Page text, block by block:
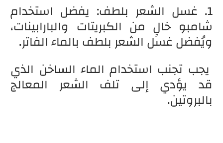
1. غسل الشعر بلطف: يفضل استخدام
شامبو خالٍ من الكبريتات والبارابينات،
ويُفضل غسل الشعر بلطف بالماء الفاتر.
يجب تجنب استخدام الماء الساخن الذي
قد يؤدي إلى تلف الشعر المعالج
بالبروتين.